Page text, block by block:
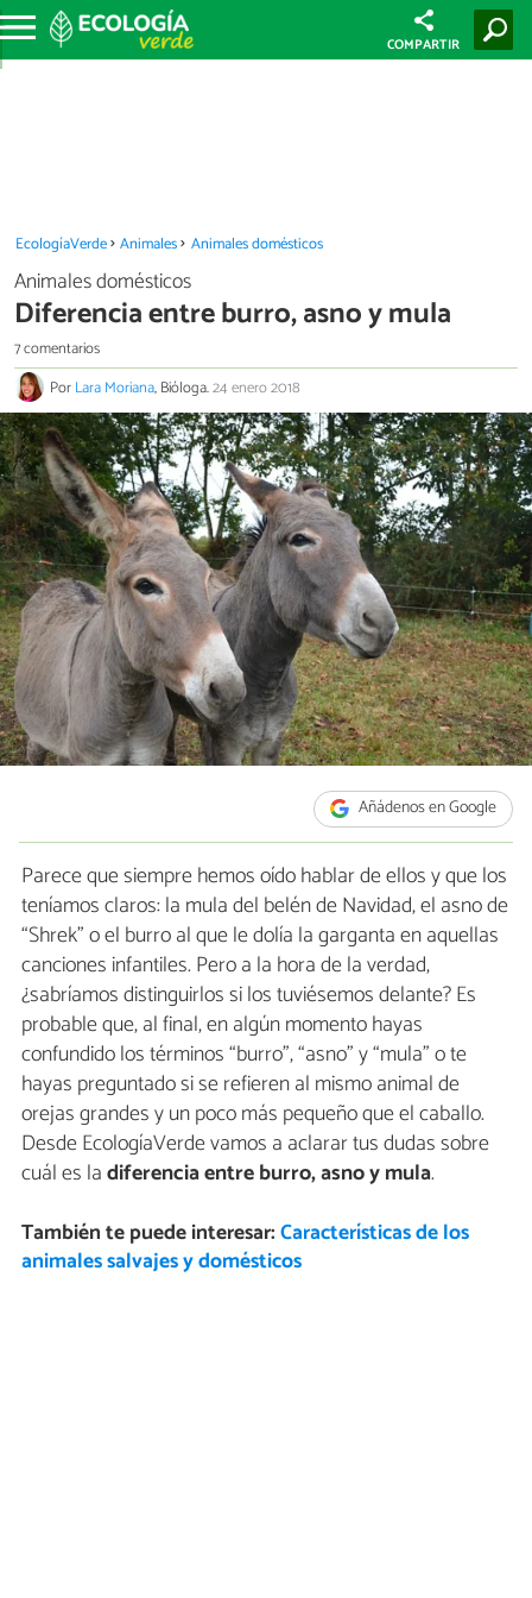
COMPARTIR
EcologíaVerde Animales Animales domésticos
Animales domésticos
Diferencia entre burro, asno y mula
7 comentarios
PorLara Moriana, Bióloga.24 enero 2018
Añádenos en Google
Parece que siempre hemos oído hablar de ellos y que los
teníamos claros: la mula del belén de Navidad, el asno de
“Shrek” o el burro al que le dolía la garganta en aquellas
canciones infantiles. Pero a la hora de la verdad,
¿sabríamos distinguirlos si los tuviésemos delante? Es
probable que, al final, en algún momento hayas
confundido los términos “burro”, “asno” y “mula” o te
hayas preguntado si se refieren al mismo animal de
orejas grandes y un poco más pequeño que el caballo.
Desde EcologíaVerde vamos a aclarar tus dudas sobre
cuál es ladiferencia entre burro, asno y mula.
También te puede interesar:Características de los
animales salvajes y domésticos